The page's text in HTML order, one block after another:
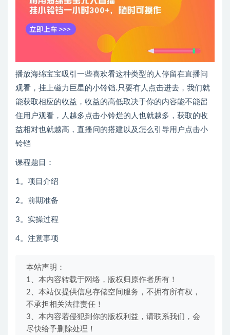
播放海绵宝宝吸引一些喜欢看这种类型的人停留在直播问
观看，挂上磁力巨星的小铃铛.只要有人点击进去，我们就
能获取相应的收益，收益的高低取决于你的内容能不能留
住用户观看，人越多点击小铃烂的人也就越多，获取的收
益相对也就越高，直播问的搭建以及怎么引导用户点击小
铃铛
课程题目：
1。项目介绍
2。前期准备
3。实操过程
4。注意事项
本站声明：
1、本内容转载于网络，版权归原作者所有！
2、本站仅提供信息存储空间服务，不拥有所有权，
不承担相关法律责任！
3、本内容若侵犯到你的版权利益，请联系我们，会
尽快给予删除处理！